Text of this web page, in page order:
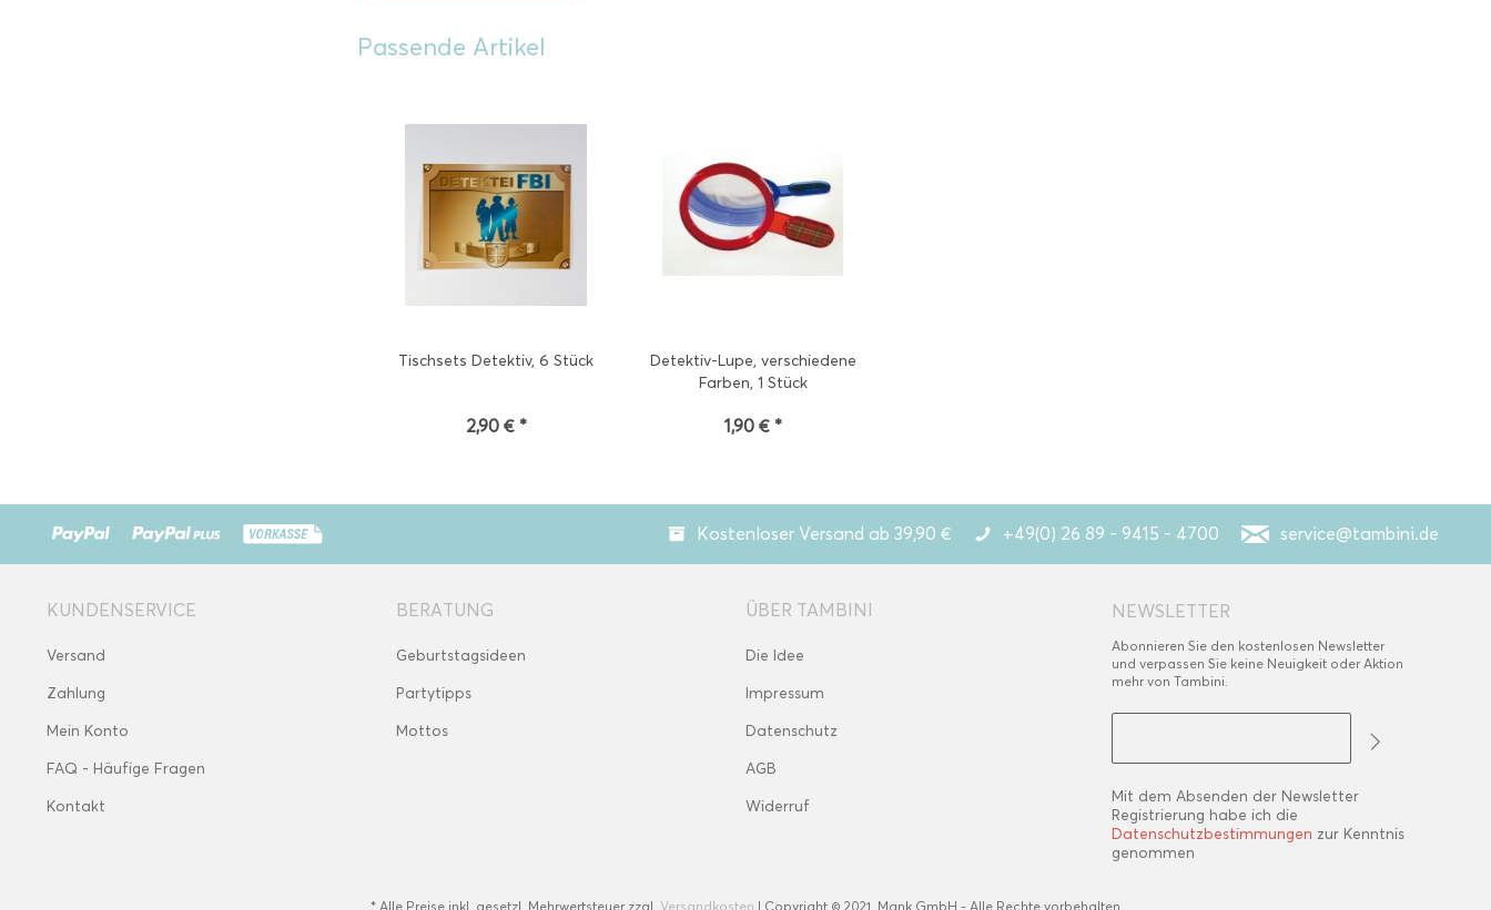
Passende Artikel
Tischsets Detektiv, 6 Stück
2,90 € *
Detektiv-Lupe, verschiedene
Farben, 1 Stück
1,90 € *
Kostenloser Versand ab 39,90 € +49(0) 26 89 - 9415 - 4700 service@tambini.de
KUNDENSERVICE
Versand
Zahlung
Mein Konto
FAQ - Häufige Fragen
Kontakt
BERATUNG
Geburtstagsideen
Partytipps
Mottos
ÜBER TAMBINI
Die Idee
Impressum
Datenschutz
AGB
Widerruf
NEWSLETTER
Abonnieren Sie den kostenlosen Newsletter
und verpassen Sie keine Neuigkeit oder Aktion
mehr von Tambini.
Mit dem Absenden der Newsletter
Registrierung habe ich die
Datenschutzbestimmungen zur Kenntnis
genommen
* Alle Preise inkl. gesetzl. Mehrwertsteuer zzgl. Versandkosten | Copyright © 2021, Mank GmbH - Alle Rechte vorbehalten